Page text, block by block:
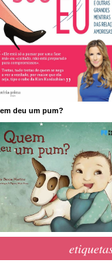
deu um pum?